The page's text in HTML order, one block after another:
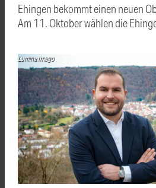
Ehingen bekommt einen neuen
Am 11. Oktober wählen die
Lumina Imago